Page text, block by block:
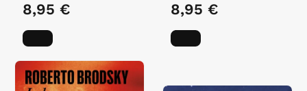
8,95 € 8,95 €